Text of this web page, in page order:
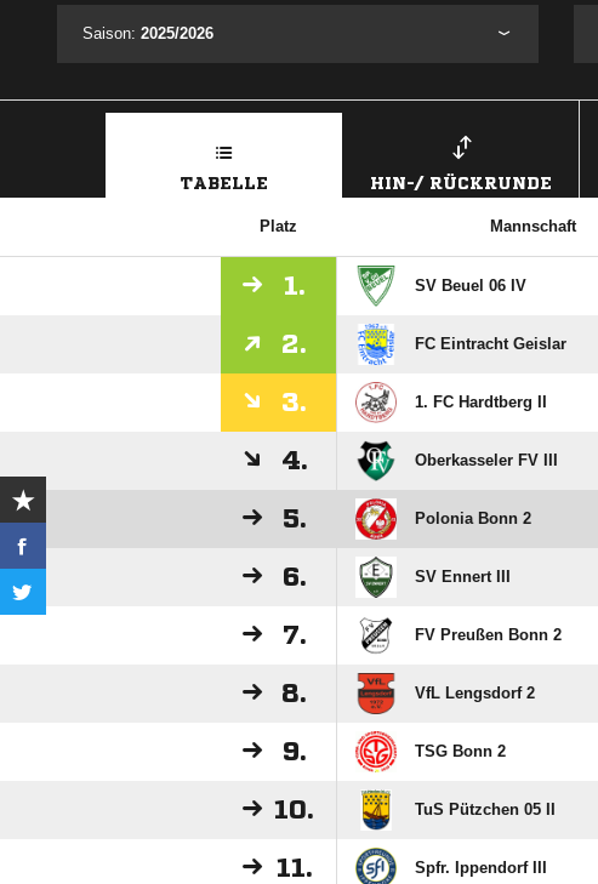
Saison: 2025/2026
TABELLE HIN-/ RÜCKRUNDE
Platz Mannschaft
1. SV Beuel 06 IV
2. FC Eintracht Geislar
3. 1. FC Hardtberg II
4. Oberkasseler FV III
5. Polonia Bonn 2
6. SV Ennert III
7. FV Preußen Bonn 2
8. VfL Lengsdorf 2
9. TSG Bonn 2
10. TuS Pützchen 05 II
11. Spfr. Ippendorf III